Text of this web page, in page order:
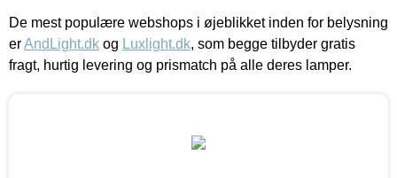
De mest populære webshops i øjeblikket inden for belysning
erAndLight.dk og Luxlight.dk, som begge tilbyder gratis
fragt, hurtig levering og prismatch på alle deres lamper.